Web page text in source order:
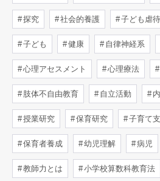
探究 社会的養護 子ども虐待
子ども 健康 自律神経系
心理アセスメント 心理療法
肢体不自由教育 自立活動 内
授業研究 保育研究 子育て
保育者養成 幼児理解 病児
教師力とは 小学校算数科教育法